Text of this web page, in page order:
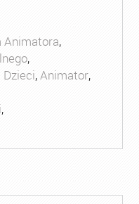
Animatora,
,
,Animator,
,